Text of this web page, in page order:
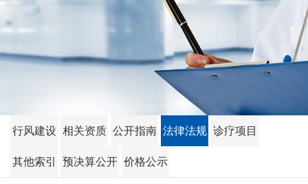
行风建设 相关资质 公开指南 法律法规 诊疗项目
其他索引 预决算公开 价格公示